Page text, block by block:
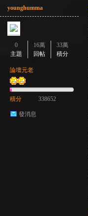
younghumma
0
主題
16萬
回帖
33萬
積分
論壇元老
積分 338652
發消息